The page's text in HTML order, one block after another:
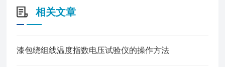
相关文章
漆包绕组线温度指数电压试验仪的操作方法